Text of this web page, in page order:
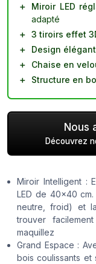
＋ Miroir LED
adapté
＋ 3 tiroirs effet
＋
Design élégant
＋
Chaise en
＋
Structure en
Nous
Découvrez
Miroir Intelligent :
LED de 40x40
neutre, froid) et
trouver
maquillez
Grand Espace :
bois coulissants et